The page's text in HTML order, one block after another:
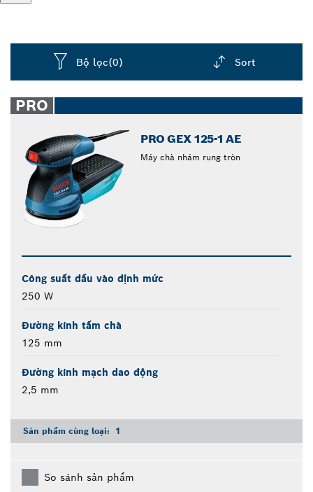
Bộ lọc(0) Sort
closed
PRO
PRO GEX 125-1 AE
Máy chà nhám rung tròn
Công suất đầu vào định mức
250 W
Đường kính tấm chà
125 mm
Đường kính mạch dao động
2,5 mm
Sản phẩm cùng loại: 1
So sánh sản phẩm